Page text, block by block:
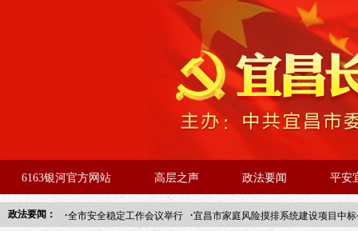
6163银河官方网站 高层之声 政法要闻 平安
政法要闻： ·全市安全稳定工作会议举行 ·宜昌市家庭风险摸排系统建设项目中